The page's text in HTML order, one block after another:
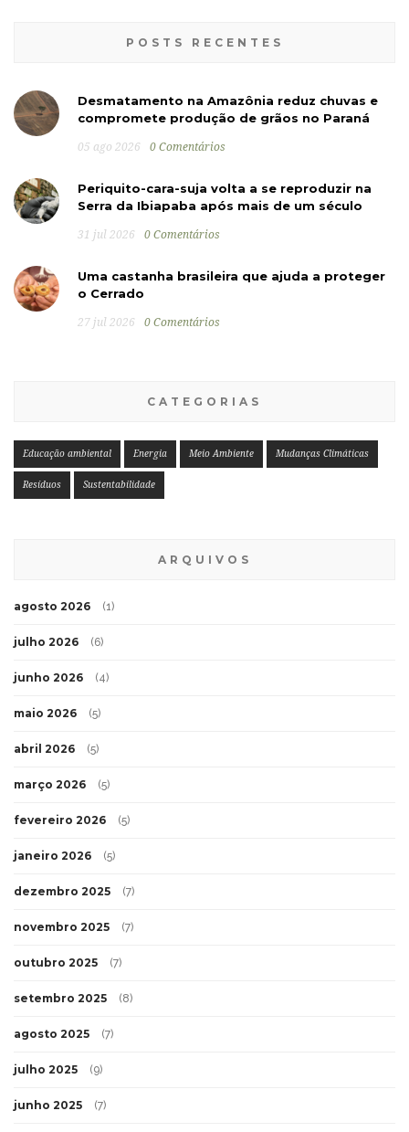
POSTS RECENTES
Desmatamento na Amazônia reduz chuvas e
compromete produção de grãos no Paraná
05 ago 2026 0 Comentários
Periquito-cara-suja volta a se reproduzir na
Serra da Ibiapaba após mais de um século
31 jul 2026 0 Comentários
Uma castanha brasileira que ajuda a proteger
o Cerrado
27 jul 2026 0 Comentários
CATEGORIAS
Educação ambiental Energia Meio Ambiente Mudanças Climáticas
Resíduos Sustentabilidade
ARQUIVOS
agosto 2026 (1)
julho 2026 (6)
junho 2026 (4)
maio 2026 (5)
abril 2026 (5)
março 2026 (5)
fevereiro 2026 (5)
janeiro 2026 (5)
dezembro 2025 (7)
novembro 2025 (7)
outubro 2025 (7)
setembro 2025 (8)
agosto 2025 (7)
julho 2025 (9)
junho 2025 (7)